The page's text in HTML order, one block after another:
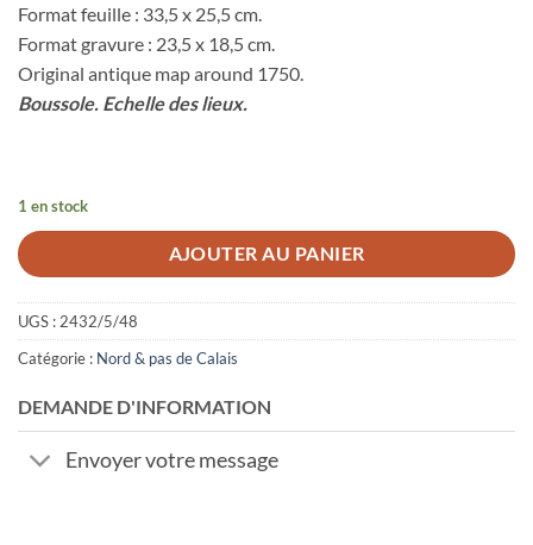
Format feuille : 33,5 x 25,5 cm.
Format gravure : 23,5 x 18,5 cm.
Original antique map around 1750.
Boussole. Echelle des lieux.
1 en stock
AJOUTER AU PANIER
UGS : 2432/5/48
Catégorie : Nord & pas de Calais
DEMANDE D'INFORMATION
Envoyer votre message